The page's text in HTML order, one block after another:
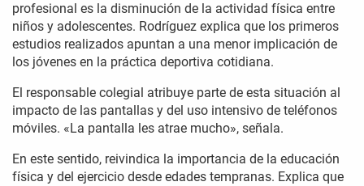
profesional es la disminución de la actividad física entre
niños y adolescentes. Rodríguez explica que los primeros
estudios realizados apuntan a una menor implicación de
los jóvenes en la práctica deportiva cotidiana.
El responsable colegial atribuye parte de esta situación al
impacto de las pantallas y del uso intensivo de teléfonos
móviles. «La pantalla les atrae mucho», señala.
En este sentido, reivindica la importancia de la educación
física y del ejercicio desde edades tempranas. Explica que